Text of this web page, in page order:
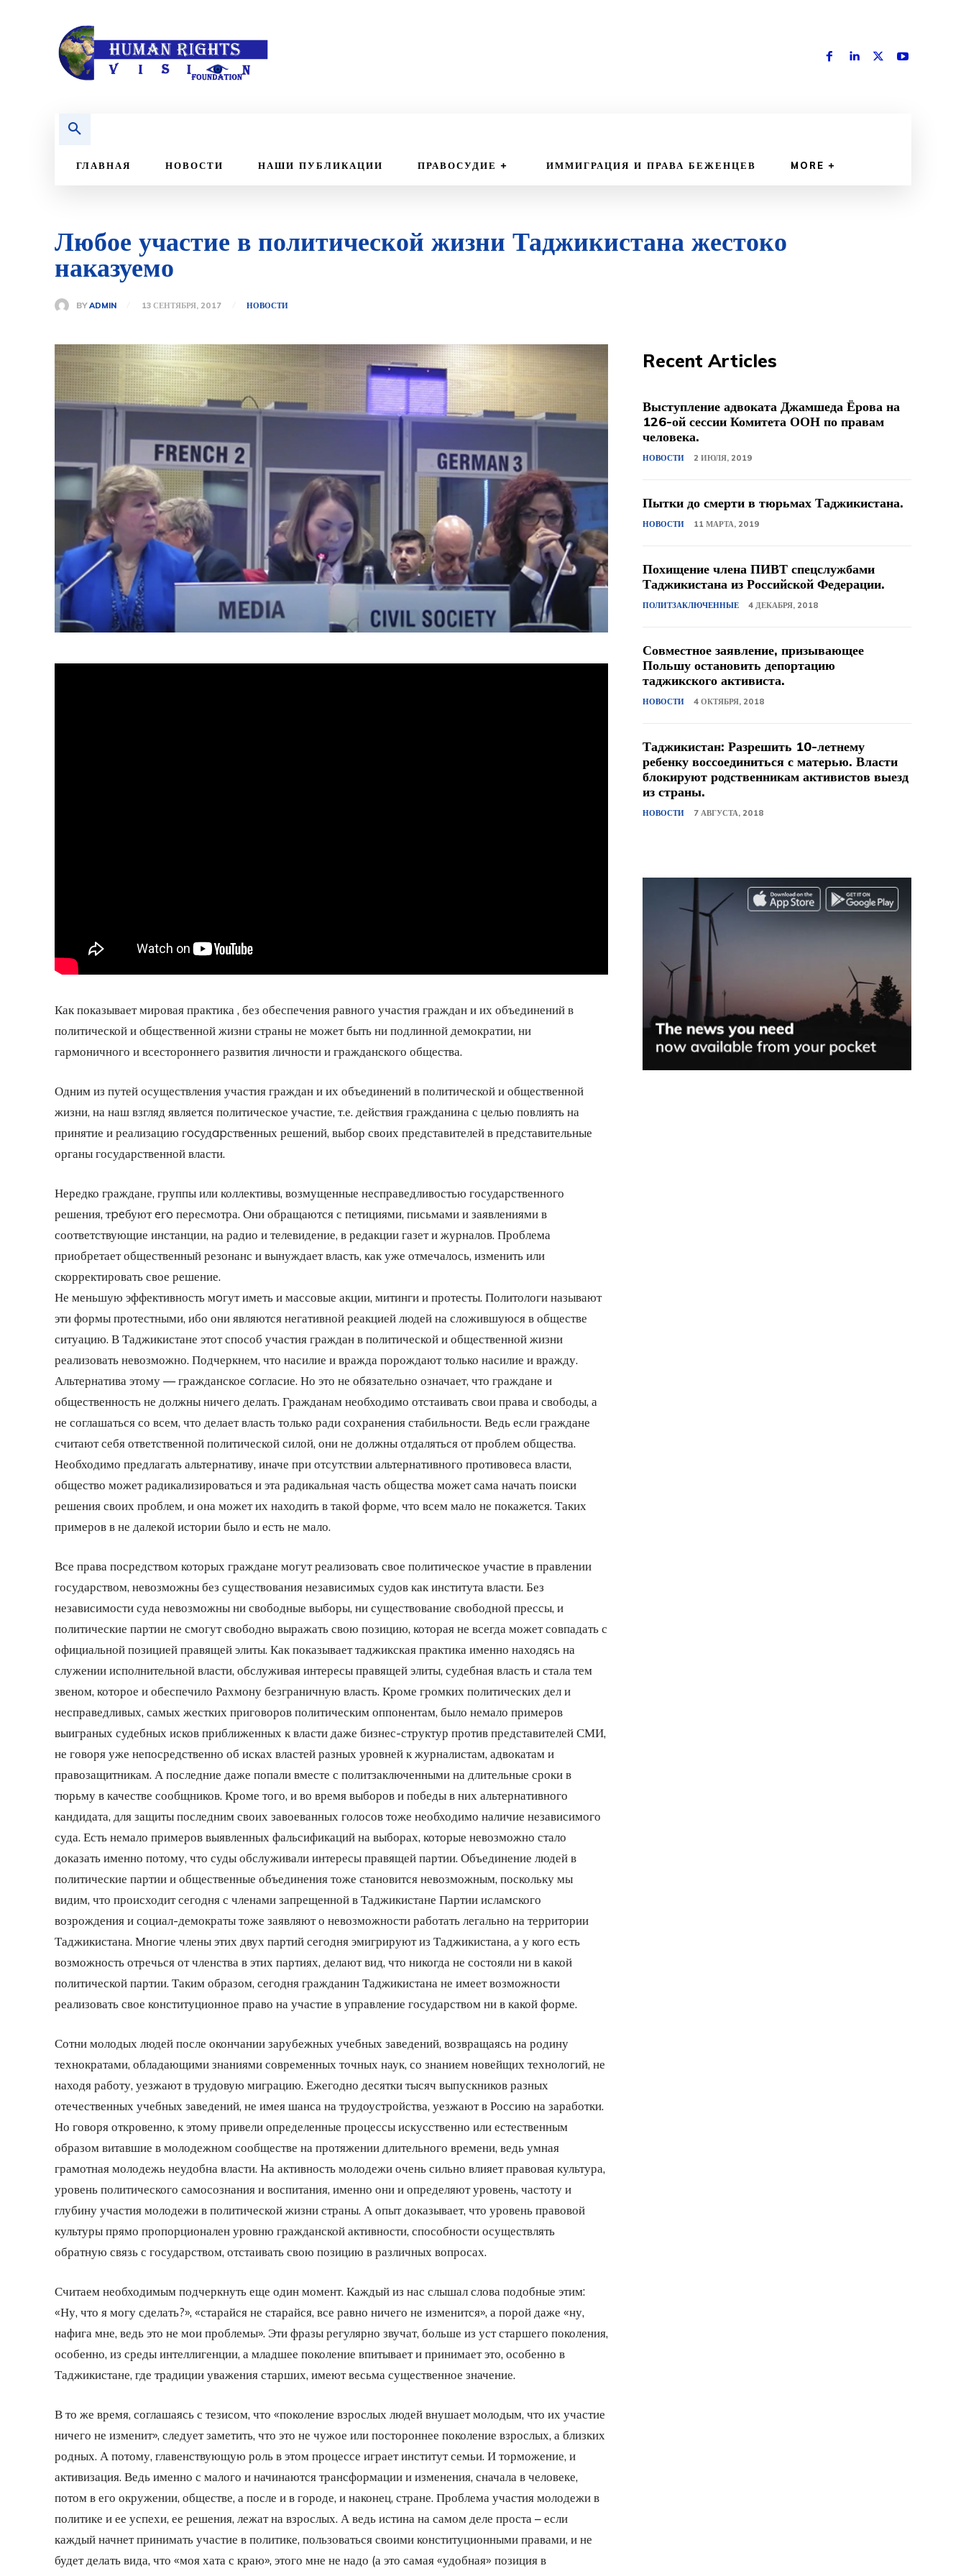
ГЛАВНАЯ НОВОСТИ НАШИ ПУБЛИКАЦИИ ПРАВОСУДИЕ ИММИГРАЦИЯ И ПРАВА БЕЖЕНЦЕВ MORE
Любое участие в политической жизни Таджикистана жестоко
наказуемо
BY ADMIN 13 СЕНТЯБРЯ, 2017 НОВОСТИ
Как показывает мировая практика , без обеспечения равного участия граждан и их объединений в
политической и общественной жизни страны не может быть ни подлинной демократии, ни
гармоничного и всестороннего развития личности и гражданского общества.
Одним из путей осуществления участия граждан и их объединений в политической и общественной
жизни, на наш взгляд является политическое участие, т.е. действия гражданина с целью повлиять на
принятие и реализацию гocудapствeнных решений, выбор своих представителей в представительные
органы государственной власти.
Нередко граждане, группы или коллективы, возмущенные несправедливостью государственного
решения, тpeбуют eгo пересмотра. Они обращаются с петициями, письмами и заявлениями в
соответствующие инстанции, на радио и телевидение, в редакции газет и журналов. Проблема
приобретает общественный резонанс и вынуждает власть, как уже отмечалось, изменить или
скорректировать свое решение.
Не меньшую эффективность мoгут иметь и массовые акции, митинги и протесты. Политологи называют
эти формы протестными, ибо они являются негативной реакцией людей на сложившуюся в обществе
ситуацию. В Таджикистане этот способ участия граждан в политической и общественной жизни
реализовать невозможно. Подчеркнем, что насилие и вражда порождают только насилие и вражду.
Альтернатива этому — гражданское coгласие. Но это не обязательно означает, что граждане и
общественность не должны ничего делать. Гражданам необходимо отстаивать свои права и свободы, а
не соглашаться со всем, что делает власть только ради сохранения стабильности. Ведь если граждане
считают себя ответственной политической силой, они не должны отдаляться от проблем общества.
Необходимо предлагать альтернативу, иначе при отсутствии альтернативного противовеса власти,
общество может радикализироваться и эта радикальная часть общества может сама начать поиски
решения своих проблем, и она может их находить в такой форме, что всем мало не покажется. Таких
примеров в не далекой истории было и есть не мало.
Все права посредством которых граждане могут реализовать свое политическое участие в правлении
государством, невозможны без существования независимых судов как института власти. Без
независимости суда невозможны ни свободные выборы, ни существование свободной прессы, и
политические партии не смогут свободно выражать свою позицию, которая не всегда может совпадать с
официальной позицией правящей элиты. Как показывает таджикская практика именно находясь на
служении исполнительной власти, обслуживая интересы правящей элиты, судебная власть и стала тем
звеном, которое и обеспечило Рахмону безграничную власть. Кроме громких политических дел и
несправедливых, самых жестких приговоров политическим оппонентам, было немало примеров
выиграных судебных исков приближенных к власти даже бизнес-структур против представителей СМИ,
не говоря уже непосредственно об исках властей разных уровней к журналистам, адвокатам и
правозащитникам. А последние даже попали вместе с политзаключенными на длительные сроки в
тюрьму в качестве сообщников. Кроме того, и во время выборов и победы в них альтернативного
кандидата, для защиты последним своих завоеванных голосов тоже необходимо наличие независимого
суда. Есть немало примеров выявленных фальсификаций на выборах, которые невозможно стало
доказать именно потому, что суды обслуживали интересы правящей партии. Объединение людей в
политические партии и общественные объединения тоже становится невозможным, поскольку мы
видим, что происходит сегодня с членами запрещенной в Таджикистане Партии исламского
возрождения и социал-демократы тоже заявляют о невозможности работать легально на территории
Таджикистана. Многие члены этих двух партий сегодня эмигрируют из Таджикистана, а у кого есть
возможность отречься от членства в этих партиях, делают вид, что никогда не состояли ни в какой
политической партии. Таким образом, сегодня гражданин Таджикистана не имеет возможности
реализовать свое конституционное право на участие в управление государством ни в какой форме.
Сотни молодых людей после окончании зарубежных учебных заведений, возвращаясь на родину
технократами, обладающими знаниями современных точных наук, со знанием новейщих технологий, не
находя работу, уезжают в трудовую миграцию. Ежегодно десятки тысяч выпускников разных
отечественных учебных заведений, не имея шанса на трудоустройства, уезжают в Россию на заработки.
Но говоря откровенно, к этому привели определенные процессы искусственно или естественным
образом витавшие в молодежном сообществе на протяжении длительного времени, ведь умная
грамотная молодежь неудобна власти. На активность молодежи очень сильно влияет правовая культура,
уровень политического самосознания и воспитания, именно они и определяют уровень, частоту и
глубину участия молодежи в политической жизни страны. А опыт доказывает, что уровень правовой
культуры прямо пропорционален уровню гражданской активности, способности осуществлять
обратную связь с государством, отстаивать свою позицию в различных вопросах.
Считаем необходимым подчеркнуть еще один момент. Каждый из нас слышал слова подобные этим:
«Ну, что я могу сделать?», «старайся не старайся, все равно ничего не изменится», а порой даже «ну,
нафига мне, ведь это не мои проблемы». Эти фразы регулярно звучат, больше из уст старшего поколения,
особенно, из среды интеллигенции, а младшее поколение впитывает и принимает это, особенно в
Таджикистане, где традиции уважения старших, имеют весьма существенное значение.
В то же время, соглашаясь с тезисом, что «поколение взрослых людей внушает молодым, что их участие
ничего не изменит», следует заметить, что это не чужое или постороннее поколение взрослых, а близких
родных. А потому, главенствующую роль в этом процессе играет институт семьи. И торможение, и
активизация. Ведь именно с малого и начинаются трансформации и изменения, сначала в человеке,
потом в его окружении, обществе, а после и в городе, и наконец, стране. Проблема участия молодежи в
политике и ее успехи, ее решения, лежат на взрослых. А ведь истина на самом деле проста – если
каждый начнет принимать участие в политике, пользоваться своими конституционными правами, и не
будет делать вида, что «моя хата с краю», этого мне не надо (а это самая «удобная» позиция в
Recent Articles
Выступление адвоката Джамшеда Ёрова на
126-ой сессии Комитета ООН по правам
человека.
НОВОСТИ 2 ИЮЛЯ, 2019
Пытки до смерти в тюрьмах Таджикистана.
НОВОСТИ 11 МАРТА, 2019
Похищение члена ПИВТ спецслужбами
Таджикистана из Российской Федерации.
ПОЛИТЗАКЛЮЧЕННЫЕ 4 ДЕКАБРЯ, 2018
Совместное заявление, призывающее
Польшу остановить депортацию
таджикского активиста.
НОВОСТИ 4 ОКТЯБРЯ, 2018
Таджикистан: Разрешить 10-летнему
ребенку воссоединиться с матерью. Власти
блокируют родственникам активистов выезд
из страны.
НОВОСТИ 7 АВГУСТА, 2018